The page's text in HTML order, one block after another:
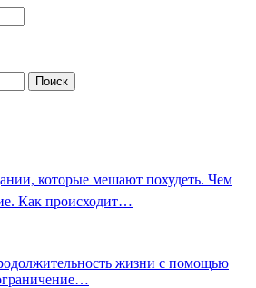
которые мешают похудеть. Чем
Как происходит…
жизни с помощью